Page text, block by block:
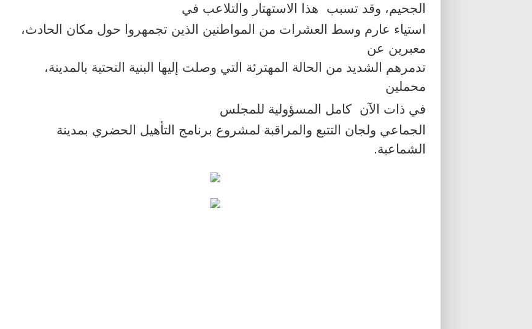
الجحيم، وقد تسبب
هذا الاستهتار والتلاعب في
استياء عارم وسط العشرات من المواطنين الذين تجمهروا حول مكان الحادث،
معبرين عن
تدمرهم الشديد من الحالة المهترئة التي وصلت إليها البنية التحتية بالمدينة،
محملين
في ذات الآن
كامل المسؤولية للمجلس
الجماعي ولجان التتبع والمراقبة لمشروع برنامج التأهيل الحضري بمدينة
الشماعية.